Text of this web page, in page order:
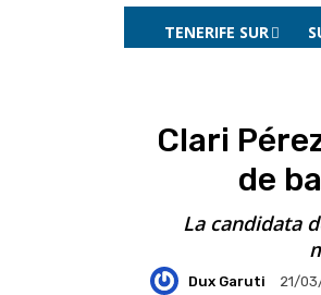
TENERIFE SUR
Clari
de
La candidata
Dux Garuti
21/